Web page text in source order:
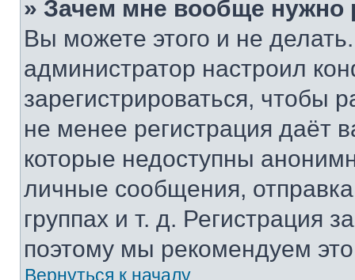
» Зачем мне вообще нужно
Вы можете этого и не
администратор настроил
зарегистрироваться, чтобы
не менее регистрация даёт
которые недоступны
личные сообщения,
группах и т. д. Регистрация
поэтому мы рекомендуем
Вернуться к началу